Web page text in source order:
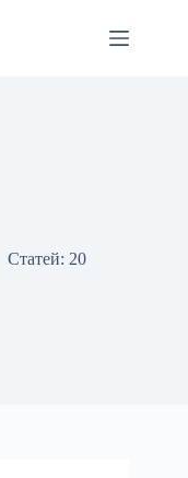
Статей: 20